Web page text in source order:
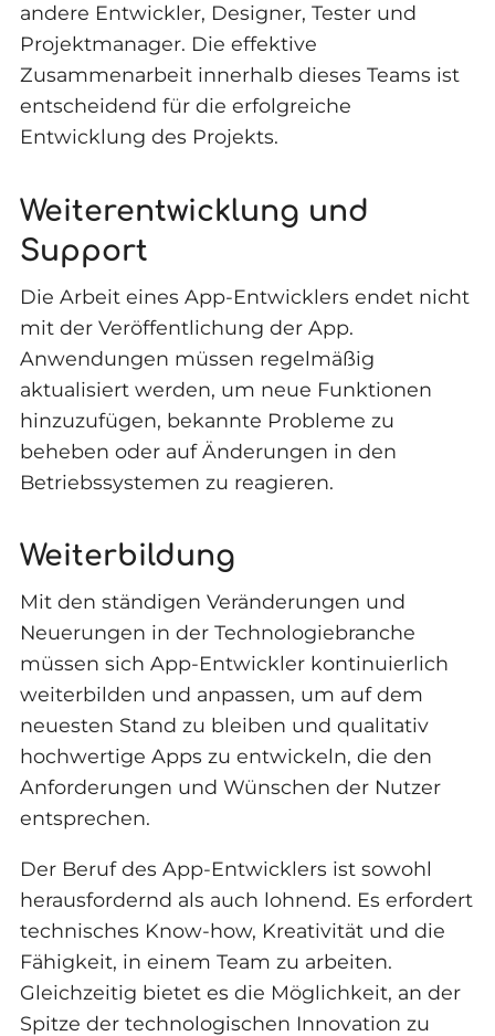
andere Entwickler, Designer, Tester und
Projektmanager. Die effektive
Zusammenarbeit innerhalb dieses Teams ist
entscheidend für die erfolgreiche
Entwicklung des Projekts.
Weiterentwicklung und
Support
Die Arbeit eines App-Entwicklers endet nicht
mit der Veröffentlichung der App.
Anwendungen müssen regelmäßig
aktualisiert werden, um neue Funktionen
hinzuzufügen, bekannte Probleme zu
beheben oder auf Änderungen in den
Betriebssystemen zu reagieren.
Weiterbildung
Mit den ständigen Veränderungen und
Neuerungen in der Technologiebranche
müssen sich App-Entwickler kontinuierlich
weiterbilden und anpassen, um auf dem
neuesten Stand zu bleiben und qualitativ
hochwertige Apps zu entwickeln, die den
Anforderungen und Wünschen der Nutzer
entsprechen.
Der Beruf des App-Entwicklers ist sowohl
herausfordernd als auch lohnend. Es erfordert
technisches Know-how, Kreativität und die
Fähigkeit, in einem Team zu arbeiten.
Gleichzeitig bietet es die Möglichkeit, an der
Spitze der technologischen Innovation zu